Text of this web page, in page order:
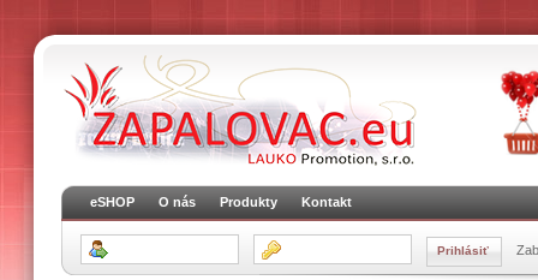
eSHOP O nás Produkty Kontakt